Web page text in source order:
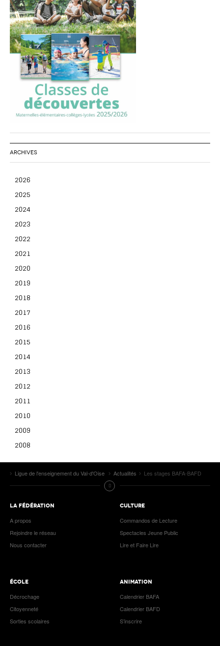
ARCHIVES
2026
2025
2024
2023
2022
2021
2020
2019
2018
2017
2016
2015
2014
2013
2012
2011
2010
2009
2008
Ligue de l'enseignement du Val-d'Oise Actualités Les stages BAFA-BAFD
LA FÉDÉRATION
A propos
Rejoindre le réseau
Nous contacter
CULTURE
Commandos de Lecture
Spectacles Jeune Public
Lire et Faire Lire
ÉCOLE
Décrochage
Citoyenneté
Sorties scolaires
ANIMATION
Calendrier BAFA
Calendrier BAFD
S’inscrire